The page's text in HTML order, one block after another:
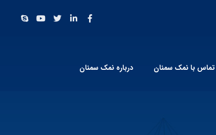
تماس با نمک سمنان درباره نمک سمنان